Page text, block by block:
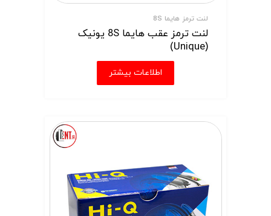
لنت ترمز هایما 8S
لنت ترمز عقب هایما 8S یونیک
(Unique)
اطلاعات بیشتر